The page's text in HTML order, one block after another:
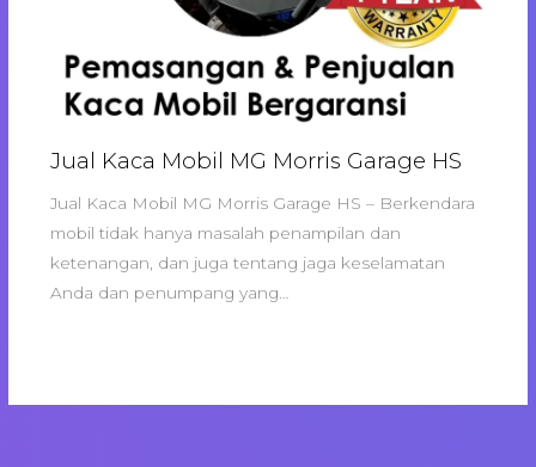
Jual Kaca Mobil MG Morris Garage HS
Jual Kaca Mobil MG Morris Garage HS – Berkendara
mobil tidak hanya masalah penampilan dan
ketenangan, dan juga tentang jaga keselamatan
Anda dan penumpang yang…